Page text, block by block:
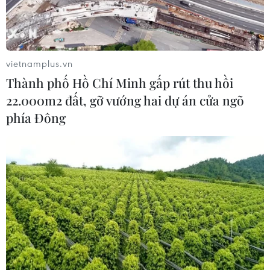
chất lượng ngành xuất bản
09/08/2026 07:57
của phụ nữ Sán Dìu
09/08/2026 07:18
triển từ các địa phương
09/08/2026 05:48
Xây dựng hành lang pháp
lý để tháo gỡ điểm nghẽn,
đưa công nghiệp văn hóa
phát triển
09/08/2026 05:26
vietnamplus.vn
Thành phố Hồ Chí Minh gấp rút thu hồi
22.000m2 đất, gỡ vướng hai dự án cửa ngõ
phía Đông